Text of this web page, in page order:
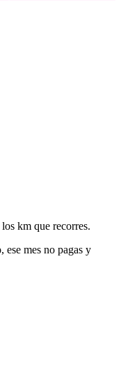
km que recorres.
ese mes no pagas y